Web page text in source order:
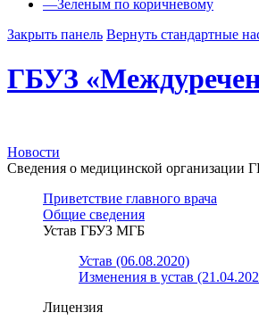
—Зеленым по коричневому
Закрыть панель Вернуть стандартные
ГБУЗ
Новости
Сведения о медицинской организации
Приветствие главного врача
Общие сведения
Устав ГБУЗ МГБ
Устав (06.08.2020)
Изменения в устав
Лицензия